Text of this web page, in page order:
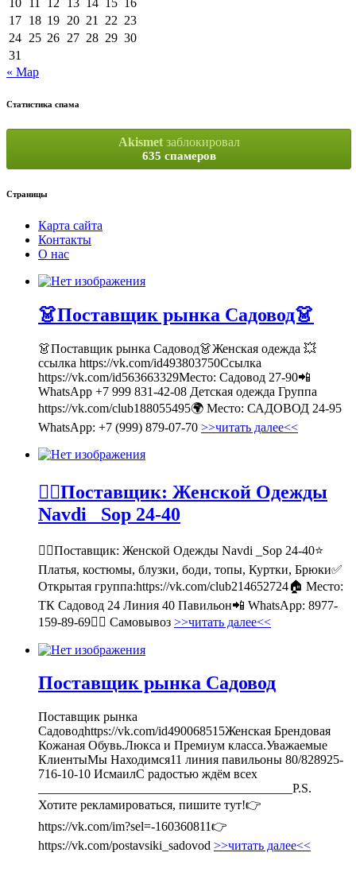
10 11 12 13 14 15 16
17 18 19 20 21 22 23
24 25 26 27 28 29 30
31
« Мар
Статистика спама
Akismetзаблокировал
635 спамеров
Страницы
Карта сайта
Контакты
О нас
👗Поставщик рынка Садовод👗
👗Поставщик рынка Садовод👗Женская одежда 💥
ссылка https://vk.com/id493803750Ссылка
https://vk.com/id563663329Место: Садовод 27-90📲
WhatsApp +7 999 831-42-08 Детская одежда Группа
https://vk.com/club188055495🌍 Место: САДОВОД 24-95
WhatsApp: +7 (999) 879-07-70 >>читать далее<<
💁‍♂Поставщик: Женской Одежды
Navdi _Sop 24-40
💁‍♂Поставщик: Женской Одежды Navdi _Sop 24-40⭐
Платья, костюмы, блузки, боди, топы, Куртки, Брюки✅
Открытая группа:https://vk.com/club214652724🏠 Место:
ТК Садовод 24 Линия 40 Павильон📲 WhatsApp: 8977-
159-89-69🚶‍♀ Самовывоз >>читать далее<<
Поставщик рынка Садовод
Поставщик рынка
Садоводhttps://vk.com/id490068515Женская Брендовая
Кожаная Обувь.Люкса и Премиум класса.Уважаемые
КлиентыМы Находимся11 линия павильоны 80/828925-
716-10-10 ИсмаилС радостью ждём всех
________________________________________P.S.
Хотите рекламироваться, пишите тут!👉
https://vk.com/im?sel=-160360811👉
https://vk.com/postavsiki_sadovod >>читать далее<<